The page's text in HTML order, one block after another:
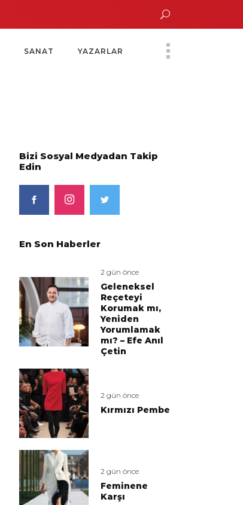
Yoko Ono Sergisi Özel Bir Davetle Açıldı
SANAT YAZARLAR
Bizi Sosyal Medyadan Takip
Edin
En Son Haberler
2 gün önce
Geleneksel
Reçeteyi
Korumak mı,
Yeniden
Yorumlamak
mı? – Efe Anıl
Çetin
2 gün önce
Kırmızı Pembe
2 gün önce
Feminene
Karşı